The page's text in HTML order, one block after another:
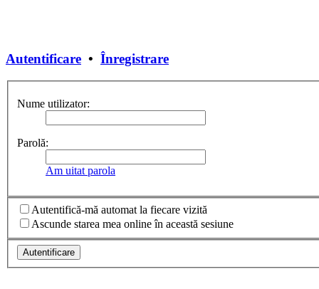
Autentificare • Înregistrare
Nume utilizator:
Parolă:
Am uitat parola
Autentifică-mă automat la fiecare vizită
Ascunde starea mea online în această sesiune